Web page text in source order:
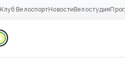
Клуб Велоспорт Новости Велостудия